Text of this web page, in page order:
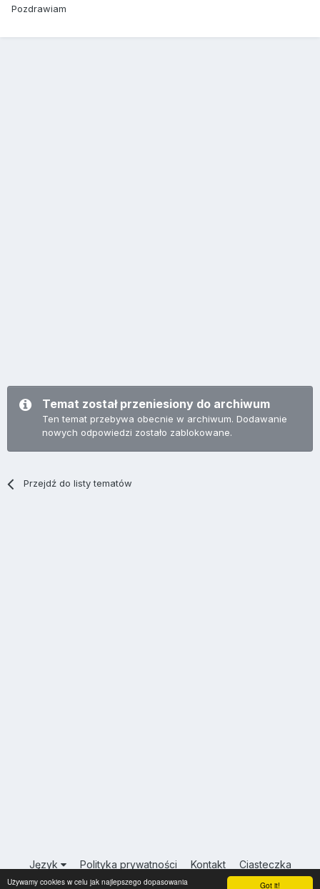
Got it!
Używamy cookies w celu jak najlepszego dopasowania
Pozdrawiam
Temat został przeniesiony do archiwum
Ten temat przebywa obecnie w archiwum. Dodawanie
nowych odpowiedzi zostało zablokowane.
Przejdź do listy tematów
Język Polityka prywatności Kontakt Ciasteczka
USA.INFO.PL